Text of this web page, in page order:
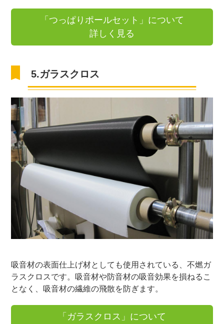
「つっぱりポールセット」について
詳しく見る
5.ガラスクロス
吸音材の表面仕上げ材としても使用されている、不燃ガ
ラスクロスです。吸音材や防音材の吸音効果を損ねるこ
となく、吸音材の繊維の飛散を防ぎます。
「ガラスクロス」について